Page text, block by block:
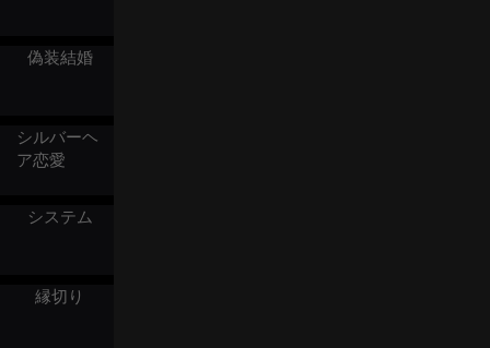
偽装結婚
シルバーヘ
ア恋愛
システム
縁切り